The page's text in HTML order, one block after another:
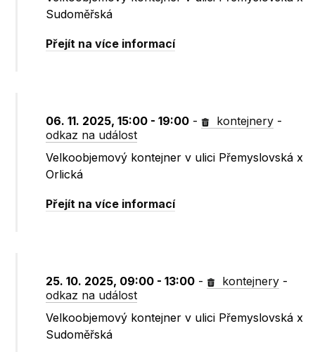
Sudoměřská
Přejít na více informací
06. 11. 2025, 15:00 - 19:00 - kontejnery -
odkaz na událost
Velkoobjemový kontejner v ulici Přemyslovská x
Orlická
Přejít na více informací
25. 10. 2025, 09:00 - 13:00 - kontejnery -
odkaz na událost
Velkoobjemový kontejner v ulici Přemyslovská x
Sudoměřská